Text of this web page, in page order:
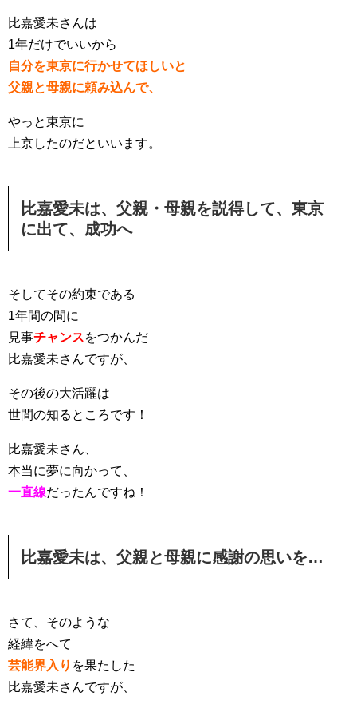
比嘉愛未さんは
1年だけでいいから
自分を東京に行かせてほしいと
父親と母親に頼み込んで、
やっと東京に
上京したのだといいます。
比嘉愛未は、父親・母親を説得して、東京
に出て、成功へ
そしてその約束である
1年間の間に
見事チャンスをつかんだ
比嘉愛未さんですが、
その後の大活躍は
世間の知るところです！
比嘉愛未さん、
本当に夢に向かって、
一直線だったんですね！
比嘉愛未は、父親と母親に感謝の思いを…
さて、そのような
経緯をへて
芸能界入り を果たした
比嘉愛未さんですが、